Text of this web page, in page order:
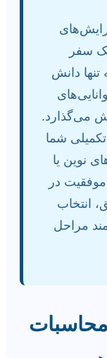
سفر
دانش
می‌گذارد.
تکمیلی شما
نوین یا
در
انتخاب
مراحل
محاسبات